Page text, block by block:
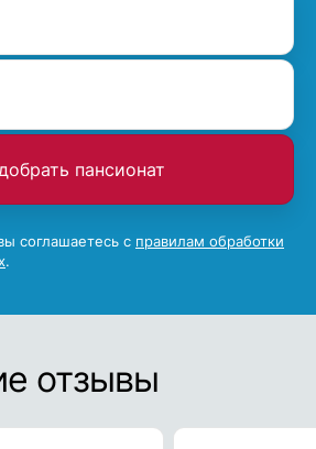
пансионат
соглашаетесь с правилам обработки
.
отзывы